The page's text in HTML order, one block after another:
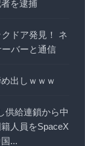
を逮捕
ドア発見！ ネ
バーと通信
出しｗｗｗ
供給連鎖から中
人員をSpaceX
...